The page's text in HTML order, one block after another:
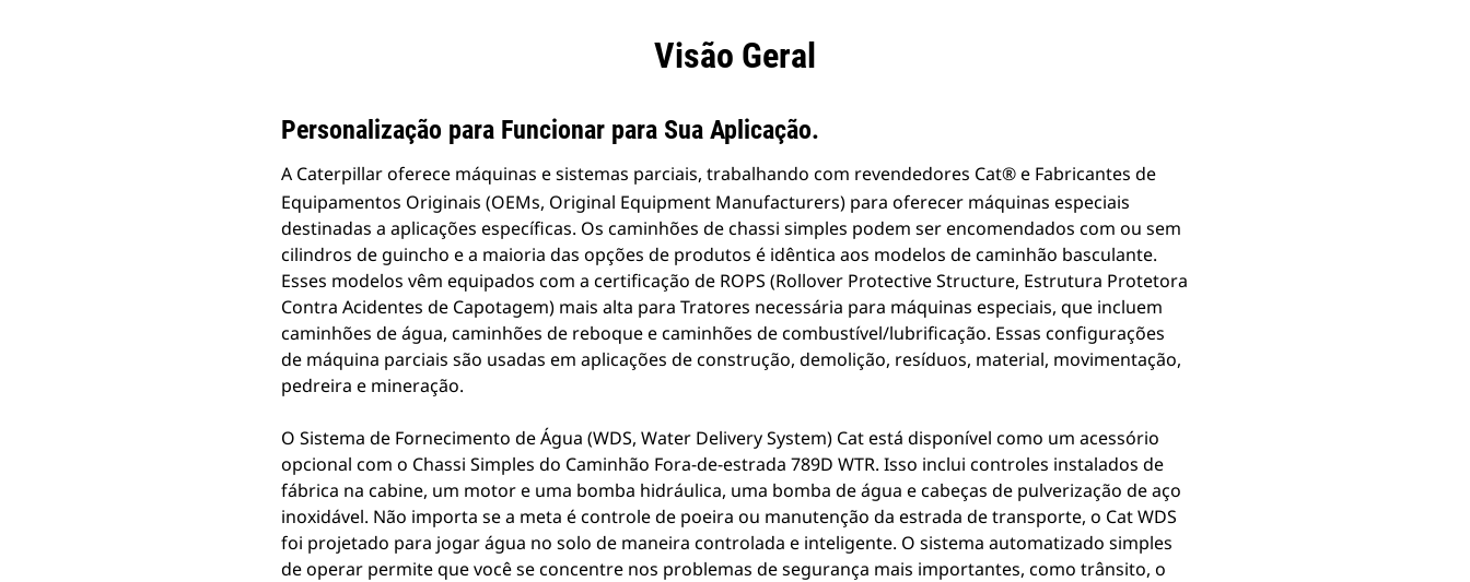
Visão Geral
Personalização para Funcionar para Sua Aplicação.
A Caterpillar oferece máquinas e sistemas parciais, trabalhando com revendedores Cat®e Fabricantes de
Equipamentos Originais (OEMs, Original Equipment Manufacturers) para oferecer máquinas especiais
destinadas a aplicações específicas. Os caminhões de chassi simples podem ser encomendados com ou sem
cilindros de guincho e a maioria das opções de produtos é idêntica aos modelos de caminhão basculante.
Esses modelos vêm equipados com a certificação de ROPS (Rollover Protective Structure, Estrutura Protetora
Contra Acidentes de Capotagem) mais alta para Tratores necessária para máquinas especiais, que incluem
caminhões de água, caminhões de reboque e caminhões de combustível/lubrificação. Essas configurações
de máquina parciais são usadas em aplicações de construção, demolição, resíduos, material, movimentação,
pedreira e mineração.
O Sistema de Fornecimento de Água (WDS, Water Delivery System) Cat está disponível como um acessório
opcional com o Chassi Simples do Caminhão Fora-de-estrada 789D WTR. Isso inclui controles instalados de
fábrica na cabine, um motor e uma bomba hidráulica, uma bomba de água e cabeças de pulverização de aço
inoxidável. Não importa se a meta é controle de poeira ou manutenção da estrada de transporte, o Cat WDS
foi projetado para jogar água no solo de maneira controlada e inteligente. O sistema automatizado simples
de operar permite que você se concentre nos problemas de segurança mais importantes, como trânsito, o